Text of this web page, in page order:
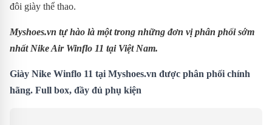
đôi giày thể thao.
Myshoes.vn tự hào là một trong những đơn vị phân phối sớm
nhất Nike Air Winflo 11 tại Việt Nam.
Giày Nike Winflo 11 tại Myshoes.vn được phân phối chính
hãng. Full box, đầy đủ phụ kiện